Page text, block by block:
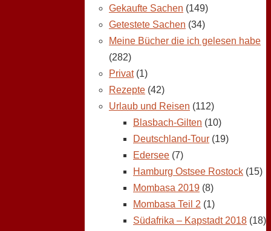
Gekaufte Sachen (149)
Getestete Sachen (34)
Meine Bücher die ich gelesen habe
(282)
Privat(1)
Rezepte (42)
Urlaub und Reisen (112)
Blasbach-Gilten (10)
Deutschland-Tour (19)
Edersee (7)
Hamburg Ostsee Rostock (15)
Mombasa 2019 (8)
Mombasa Teil 2 (1)
Südafrika – Kapstadt 2018 (18)